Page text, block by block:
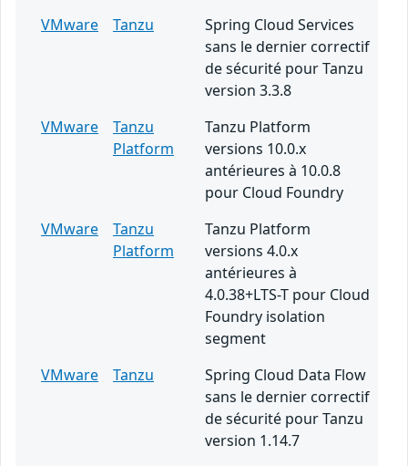
VMware
Tanzu
Spring Cloud Services
sans le dernier correctif
de sécurité pour Tanzu
version 3.3.8
VMware
Tanzu
Platform
Tanzu Platform
versions 10.0.x
antérieures à 10.0.8
pour Cloud Foundry
VMware
Tanzu
Platform
Tanzu Platform
versions 4.0.x
antérieures à
4.0.38+LTS-T pour Cloud
Foundry isolation
segment
VMware
Tanzu
Spring Cloud Data Flow
sans le dernier correctif
de sécurité pour Tanzu
version 1.14.7